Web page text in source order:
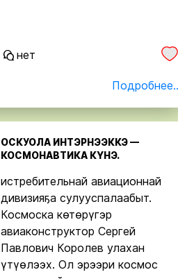
нет
ОСКУОЛА ИНТЭРНЭЭККЭ —
КОСМОНАВТИКА КҮНЭ.
истребительнай авиационнай
дивизияҕа сулууспалаабыт.
Космоска көтөрүгэр
авиаконструктор Сергей
Павлович Королев улахан
үтүөлээх. Ол эрээри космос